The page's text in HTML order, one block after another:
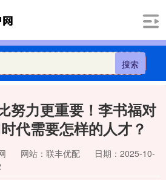
搜索
努力更重要！李书福对
代需要怎样的人才？
网站：联丰优配
日期：2025-10-